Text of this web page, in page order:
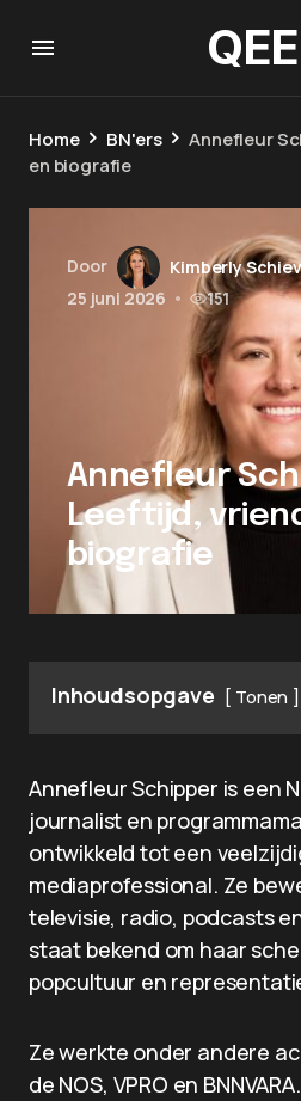
Home BN'ers
Annefleur
en biografie
Door
Kimberly
25 juni 2026 • 151
Annefleur
Leeftijd,
biografie
Inhoudsopgave Tonen
Annefleur Schipper is een
journalist en
ontwikkeld tot een
mediaprofessional. Ze
televisie, radio, podcasts
staat bekend om haar
popcultuur en
Ze werkte onder andere
de NOS, VPRO en